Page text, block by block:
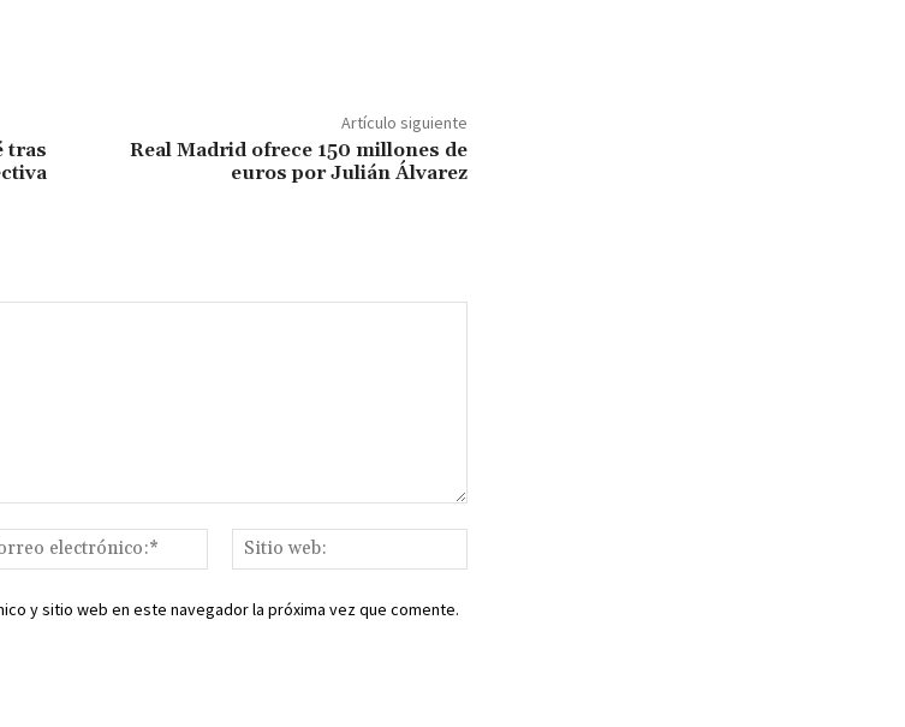
tras
Artículo siguiente
Real Madrid ofrece 150 millones de
euros por Julián Álvarez
Correo
electrónico:*
web:
y sitio web en este navegador la próxima vez que comente.